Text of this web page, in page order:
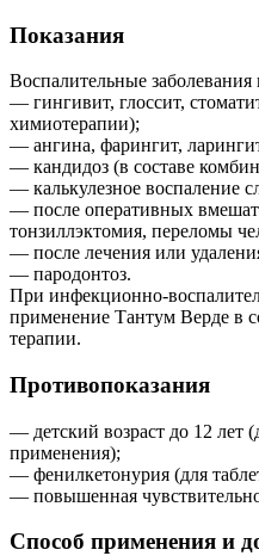
Показания
Воспалительные
— гингивит, глоссит,
химиотерапии);
— ангина, фарингит,
— кандидоз (в составе
— калькулезное воспаление
— после оперативных
тонзиллэктомия, переломы
— после лечения или
— пародонтоз.
При инфекционно-
применение Тантум Верде в
терапии.
Противопоказания
— детский возраст до 12 лет
применения);
— фенилкетонурия (для
— повышенная
Способ применения и